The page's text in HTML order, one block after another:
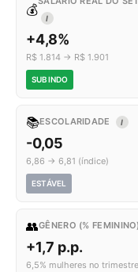
💰
I
+4,8%
R$ 1.814 → R$ 1.901
SUBINDO
📚ESCOLARIDADE I
-0,05
6,86 → 6,81 (índice)
ESTÁVEL
👥GÊNERO (% FEMININO)
+1,7 p.p.
6,5% mulheres no trimestre